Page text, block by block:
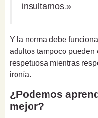
insultarnos.»
Y la norma debe
adultos tampoco pueden
respetuosa mientras
ironía.
¿Podemos
mejor?